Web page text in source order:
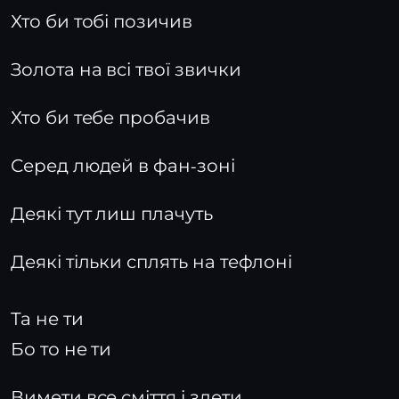
Хто би тобі позичив
Золота на всі твої звички
Хто би тебе пробачив
Серед людей в фан-зоні
Деякі тут лиш плачуть
Деякі тільки сплять на тефлоні
Та не ти
Бо то не ти